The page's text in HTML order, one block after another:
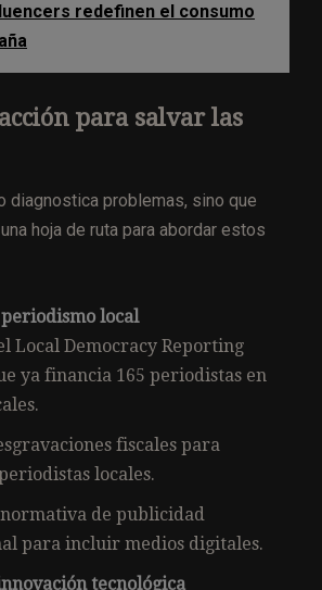
redefinen el consumo
para salvar las
diagnostica problemas, sino que
hoja de ruta para abordar estos
local
Local Democracy Reporting
ya financia 165 periodistas en
fiscales para
locales.
de publicidad
para incluir medios digitales.
tecnológica